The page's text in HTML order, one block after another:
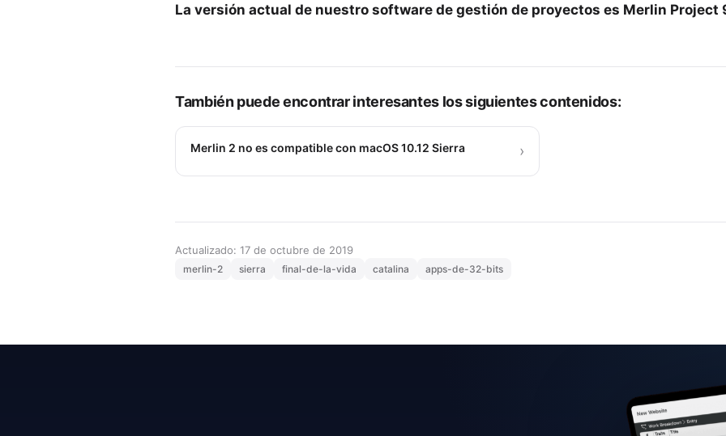
La versión actual de nuestro software de gestión de proyectos es Merlin Project
También puede encontrar interesantes los siguientes contenidos:
Merlin 2 no es compatible con macOS 10.12 Sierra ›
Actualizado: 17 de octubre de 2019
merlin-2 sierra final-de-la-vida catalina apps-de-32-bits